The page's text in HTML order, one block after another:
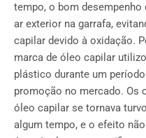
tempo, o bom desempenho
ar exterior na garrafa,
capilar devido à oxidação.
marca de óleo capilar
plástico durante um
promoção no mercado. Os
óleo capilar se tornava
algum tempo, e o efeito